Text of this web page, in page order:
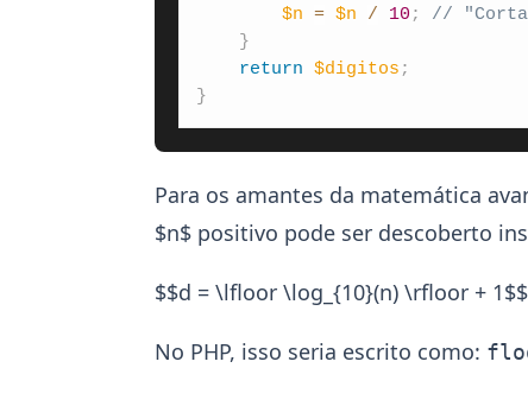
$n = $n / 10 ;
//
}
return $digitos ;
}
Para os amantes da matemática
$n$ positivo pode ser descoberto
$$d = \lfloor \log_{10}(n) \rfloor + 1$$
No PHP, isso seria escrito como: